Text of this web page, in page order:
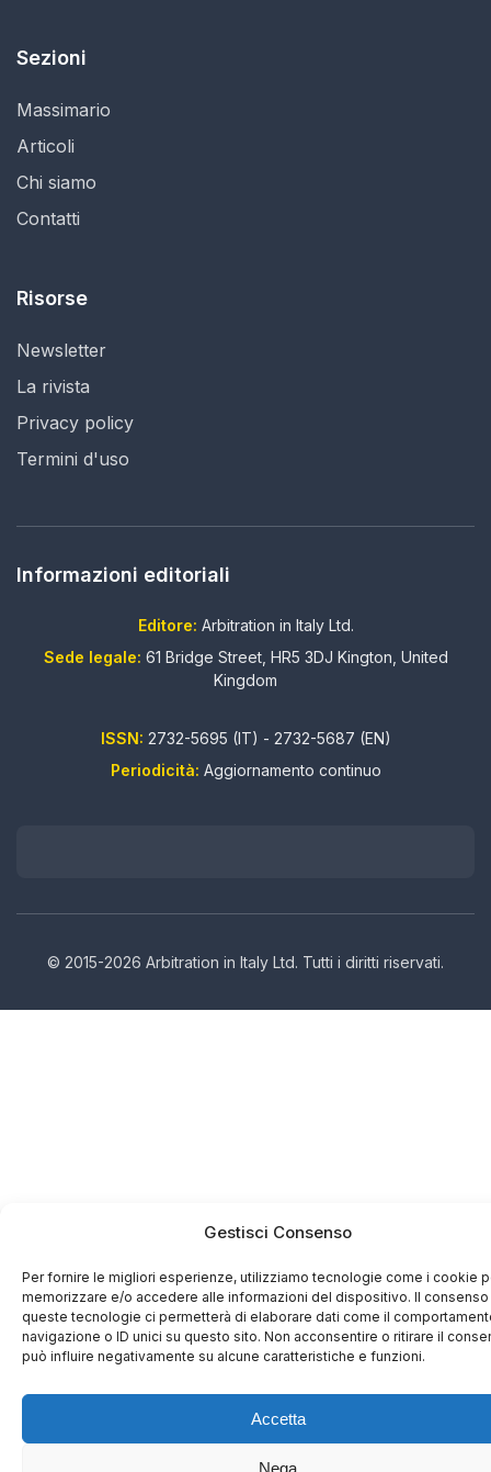
Gestisci Consenso
Per fornire le migliori esperienze, utilizziamo tecnologie come i cookie
memorizzare e/o accedere alle informazioni del dispositivo. Il consenso
queste tecnologie ci permetterà di elaborare dati come il
navigazione o ID unici su questo sito. Non acconsentire o ritirare il
può influire negativamente su alcune caratteristiche e funzioni.
Accetta
Nega
Sezioni
Massimario
Articoli
Chi siamo
Contatti
Risorse
Newsletter
La rivista
Privacy policy
Termini d'uso
Informazioni editoriali
Editore: Arbitration in Italy Ltd.
Sede legale: 61 Bridge Street, HR5 3DJ Kington, United
Kingdom
ISSN: 2732-5695 (IT) - 2732-5687 (EN)
Periodicità: Aggiornamento continuo
© 2015-2026 Arbitration in Italy Ltd. Tutti i diritti riservati.